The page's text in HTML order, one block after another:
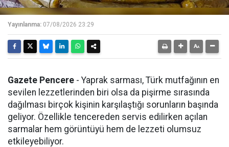
Yayınlanma: 07/08/2026 23:29
Gazete Pencere - Yaprak sarması, Türk mutfağının en
sevilen lezzetlerinden biri olsa da pişirme sırasında
dağılması birçok kişinin karşılaştığı sorunların başında
geliyor. Özellikle tencereden servis edilirken açılan
sarmalar hem görüntüyü hem de lezzeti olumsuz
etkileyebiliyor.